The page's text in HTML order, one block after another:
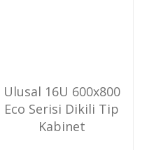
Ulusal 16U 600x800
Eco Serisi Dikili Tip
Kabinet